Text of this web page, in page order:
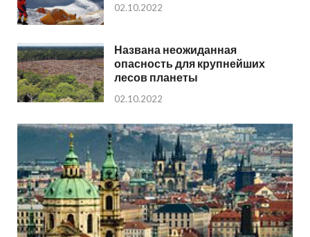
02.10.2022
Названа неожиданная
опасность для крупнейших
лесов планеты
02.10.2022